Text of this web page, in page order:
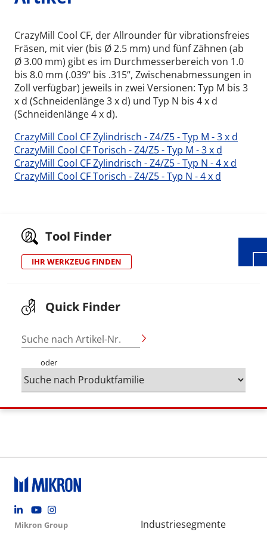
CrazyMill Cool CF, der Allrounder für vibrationsfreies
Fräsen, mit vier (bis Ø 2.5 mm) und fünf Zähnen (ab
Ø 3.00 mm) gibt es im Durchmesserbereich von 1.0
bis 8.0 mm (.039“ bis .315“, Zwischenabmessungen in
Zoll verfügbar) jeweils in zwei Versionen: Typ M bis 3
x d (Schneidenlänge 3 x d) und Typ N bis 4 x d
(Schneidenlänge 4 x d).
CrazyMill Cool CF Zylindrisch - Z4/Z5 - Typ M - 3 x d
CrazyMill Cool CF Torisch - Z4/Z5 - Typ M - 3 x d
CrazyMill Cool CF Zylindrisch - Z4/Z5 - Typ N - 4 x d
CrazyMill Cool CF Torisch - Z4/Z5 - Typ N - 4 x d
Tool Finder
IHR WERKZEUG FINDEN
Quick Finder
Suche nach Artikel-Nr.
oder
Footer social
Group menu
Mikron Group
Main navigation
Industriesegmente